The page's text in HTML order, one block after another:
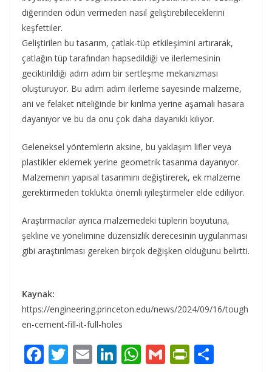
diğerinden ödün vermeden nasıl geliştirebileceklerini
keşfettiler.
Geliştirilen bu tasarım, çatlak-tüp etkileşimini artırarak,
çatlağın tüp tarafından hapsedildiği ve ilerlemesinin
geciktirildiği adım adım bir sertleşme mekanizması
oluşturuyor. Bu adım adım ilerleme sayesinde malzeme,
ani ve felaket niteliğinde bir kırılma yerine aşamalı hasara
dayanıyor ve bu da onu çok daha dayanıklı kılıyor.
Geleneksel yöntemlerin aksine, bu yaklaşım lifler veya
plastikler eklemek yerine geometrik tasarıma dayanıyor.
Malzemenin yapısal tasarımını değiştirerek, ek malzeme
gerektirmeden toklukta önemli iyileştirmeler elde ediliyor.
Araştırmacılar ayrıca malzemedeki tüplerin boyutuna,
şekline ve yönelimine düzensizlik derecesinin uygulanması
gibi araştırılması gereken birçok değişken olduğunu belirtti.
Kaynak:
https://engineering.princeton.edu/news/2024/09/16/tough
en-cement-fill-it-full-holes
F T E Li W G Pr